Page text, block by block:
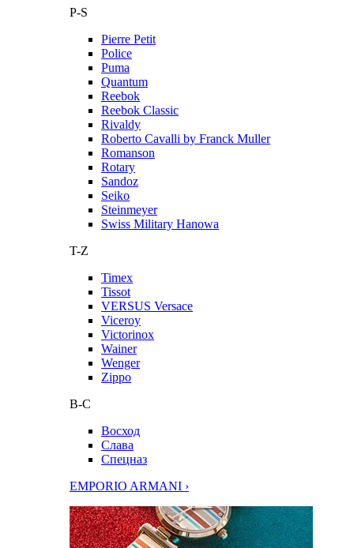
P-S
Pierre Petit
Police
Puma
Quantum
Reebok
Reebok Classic
Rivaldy
Roberto Cavalli by Franck Muller
Romanson
Rotary
Sandoz
Seiko
Steinmeyer
Swiss Military Hanowa
T-Z
Timex
Tissot
VERSUS Versace
Viceroy
Victorinox
Wainer
Wenger
Zippo
В-С
Восход
Слава
Спецназ
EMPORIO ARMANI ›